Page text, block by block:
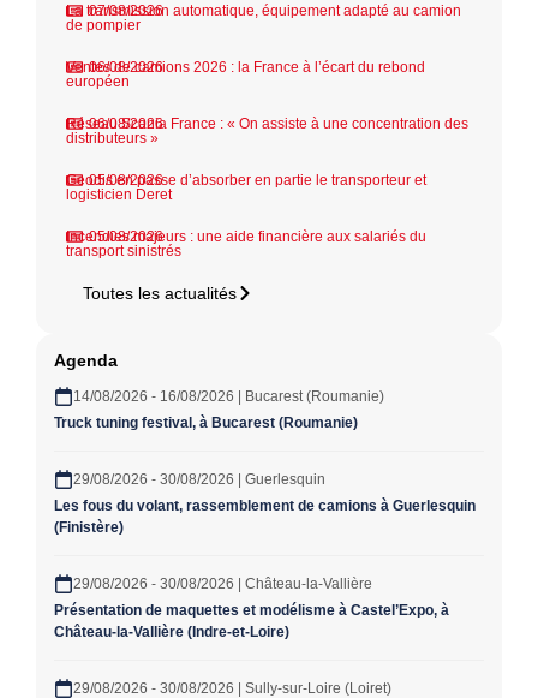
07/08/2026
La transmission automatique, équipement adapté au camion
de pompier
06/08/2026
Ventes de camions 2026 : la France à l’écart du rebond
européen
06/08/2026
Réseau Scania France : « On assiste à une concentration des
distributeurs »
05/08/2026
Geodis en passe d’absorber en partie le transporteur et
logisticien Deret
05/08/2026
Incendies majeurs : une aide financière aux salariés du
transport sinistrés
Toutes les actualités
Agenda
14/08/2026 - 16/08/2026 | Bucarest (Roumanie)
Truck tuning festival, à Bucarest (Roumanie)
29/08/2026 - 30/08/2026 | Guerlesquin
Les fous du volant, rassemblement de camions à Guerlesquin
(Finistère)
29/08/2026 - 30/08/2026 | Château-la-Vallière
Présentation de maquettes et modélisme à Castel’Expo, à
Château-la-Vallière (Indre-et-Loire)
29/08/2026 - 30/08/2026 | Sully-sur-Loire (Loiret)